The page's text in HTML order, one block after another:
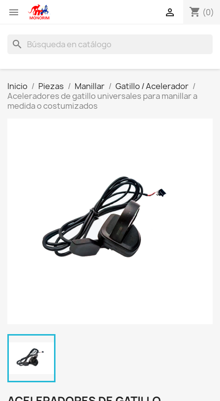
 shopping_cart (0)

search
Inicio Piezas Manillar
Gatillo / Acelerador
Aceleradores de gatillo universales para manillar a
medida o costumizados